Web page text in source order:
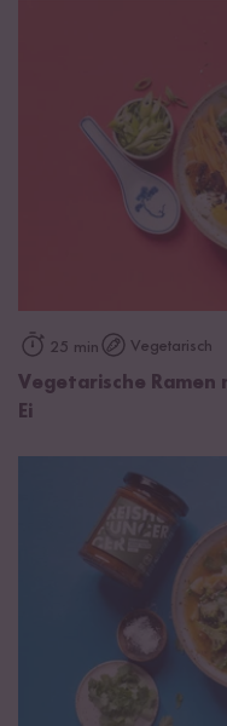
25 min Vegetarisch
Vegetarische Ramen
Ei